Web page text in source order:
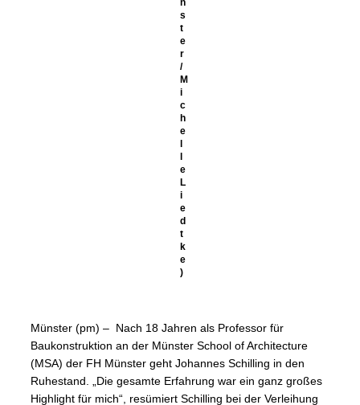
n
s
t
e
r
/
M
i
c
h
e
e
L
i
e
d
t
k
e
)
Münster (pm) – Nach 18 Jahren als Professor für
Baukonstruktion an der Münster School of Architecture
(MSA) der FH Münster geht Johannes Schilling in den
Ruhestand. „Die gesamte Erfahrung war ein ganz großes
Highlight für mich“, resümiert Schilling bei der Verleihung